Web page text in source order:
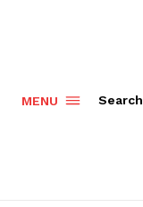
MENU Search